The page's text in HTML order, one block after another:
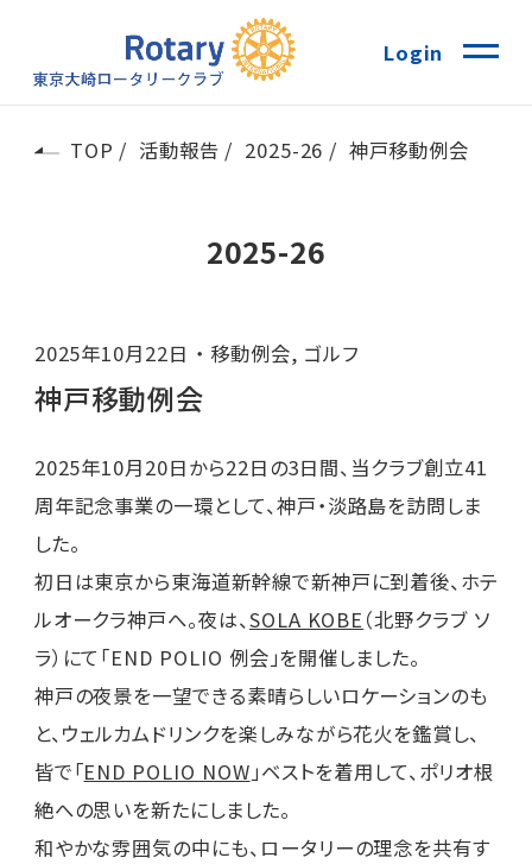
Login
TOP 活動報告 2025-26 神戸移動例会
2025-26
2025年10月22日 移動例会, ゴルフ
神戸移動例会
2025年10月20日から22日の3日間、当クラブ創立41
周年記念事業の一環として、神戸・淡路島を訪問しま
した。
初日は東京から東海道新幹線で新神戸に到着後、ホテ
ルオークラ神戸へ。夜は、SOLA KOBE （北野クラブ ソ
ラ）にて「END POLIO 例会」を開催しました。
神戸の夜景を一望できる素晴らしいロケーションのも
と、ウェルカムドリンクを楽しみながら花火を鑑賞し、
皆で「END POLIO NOW 」ベストを着用して、ポリオ根
絶への思いを新たにしました。
和やかな雰囲気の中にも、ロータリーの理念を共有す